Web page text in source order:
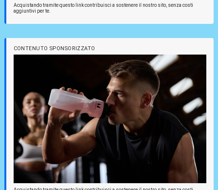
Acquistando tramite questo link contribuisci a sostenere il nostro sito, senza costi
aggiuntivi per te.
CONTENUTO SPONSORIZZATO